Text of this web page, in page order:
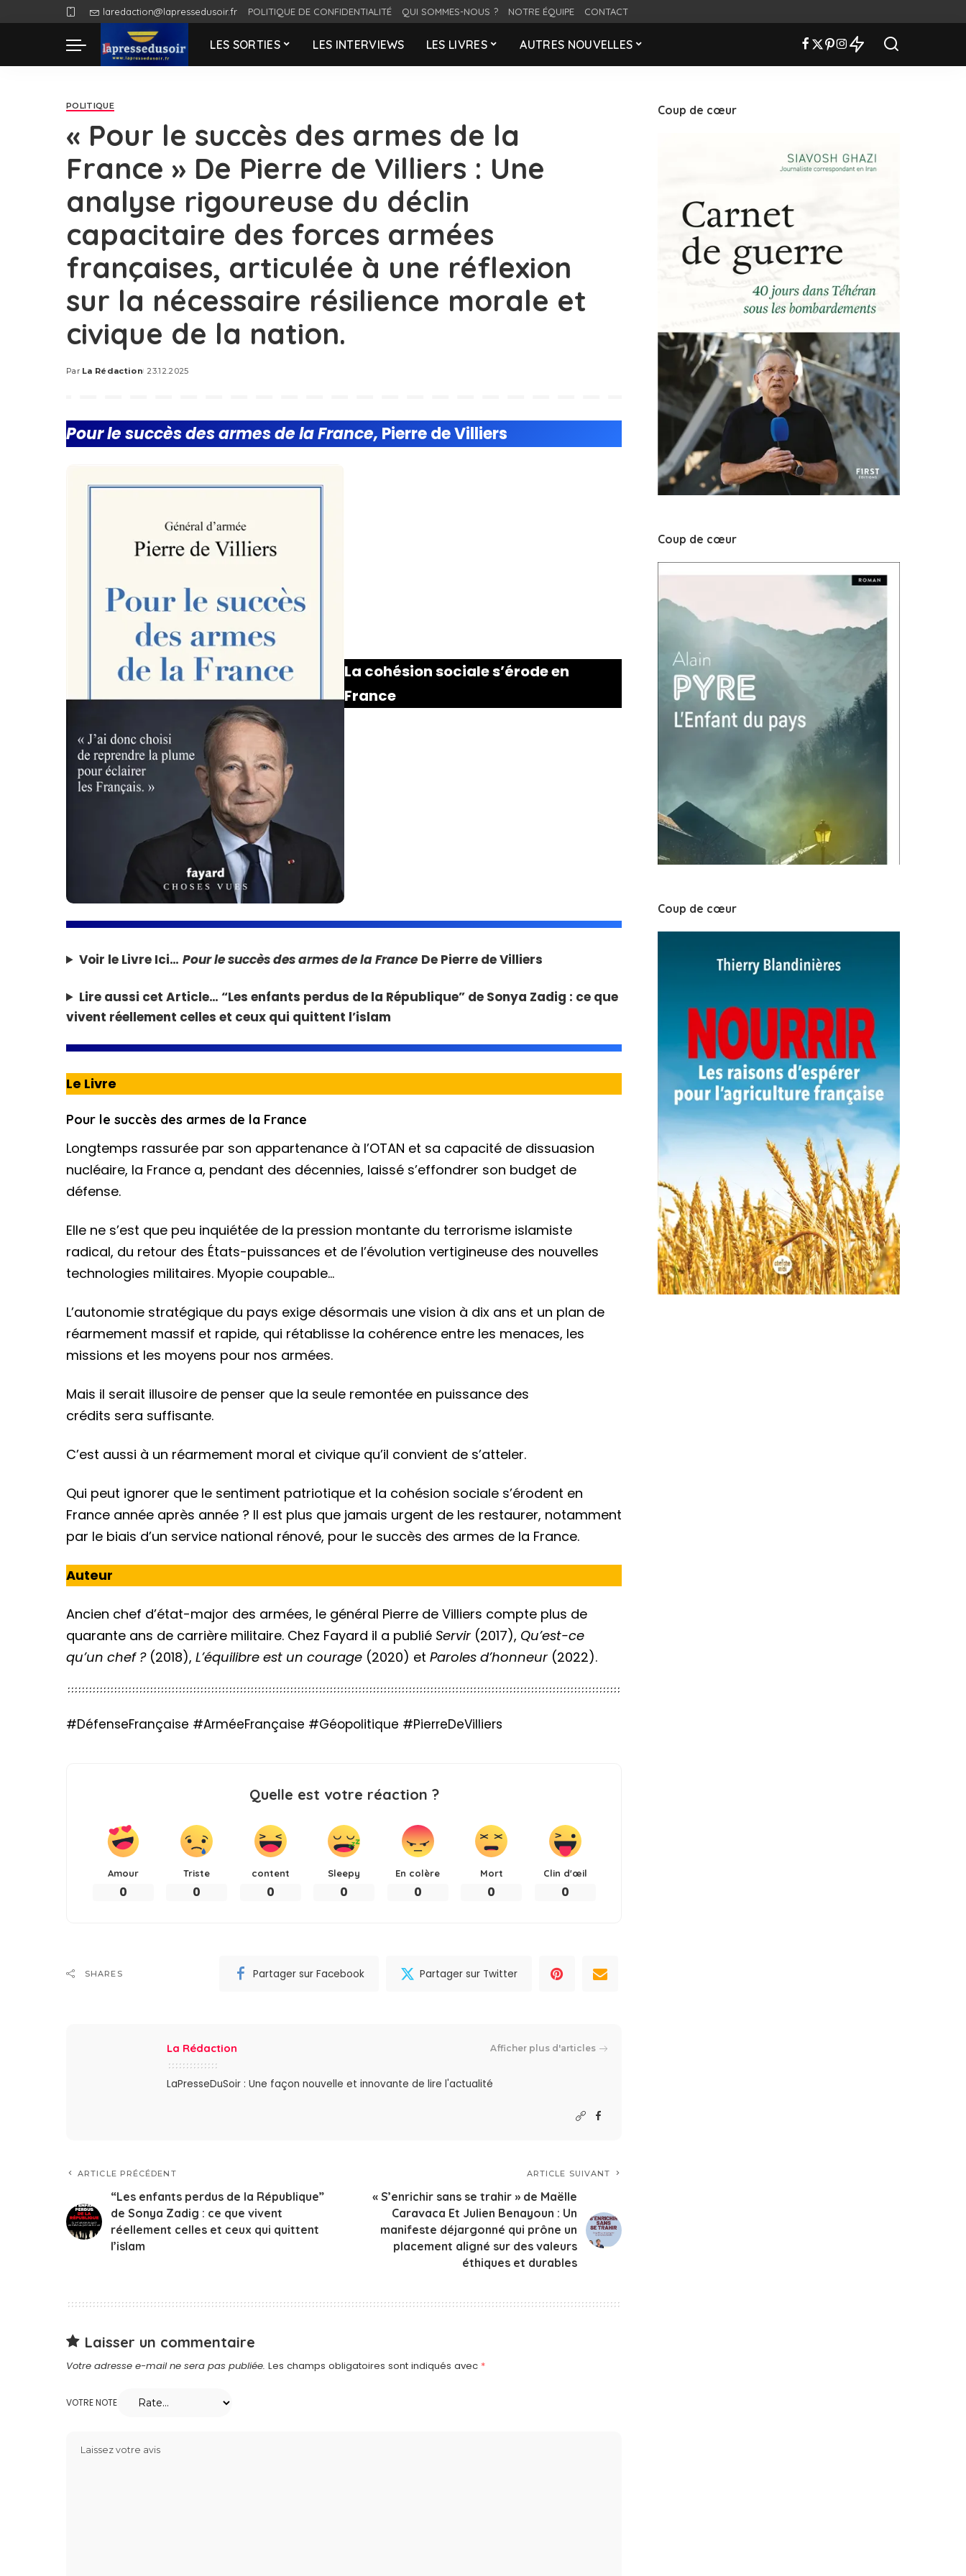
laredaction@lapressedusoir.fr POLITIQUE DE CONFIDENTIALITÉ QUI SOMMES-NOUS ? NOTRE ÉQUIPE CONTACT
LES SORTIES LES INTERVIEWS LES LIVRES AUTRES NOUVELLES
POLITIQUE
« Pour le succès des armes de la
France » De Pierre de Villiers : Une
analyse rigoureuse du déclin
capacitaire des forces armées
françaises, articulée à une réflexion
sur la nécessaire résilience morale et
civique de la nation.
Posted
Par La Rédaction 23.12.2025
Pour le succès des armes de la France, Pierre de Villiers
La cohésion sociale s’érode en
France
Voir le Livre Ici… Pour le succès des armes de la France De Pierre de Villiers
Lire aussi cet Article…“Les enfants perdus de la République” de Sonya Zadig : ce que
vivent réellement celles et ceux qui quittent l’islam
Le Livre
Pour le succès des armes de la France
Longtemps rassurée par son appartenance à l’OTAN et sa capacité de dissuasion
nucléaire, la France a, pendant des décennies, laissé s’effondrer son budget de
défense.
Elle ne s’est que peu inquiétée de la pression montante du terrorisme islamiste
radical, du retour des États-puissances et de l’évolution vertigineuse des nouvelles
technologies militaires. Myopie coupable…
L’autonomie stratégique du pays exige désormais une vision à dix ans et un plan de
réarmement massif et rapide, qui rétablisse la cohérence entre les menaces, les
missions et les moyens pour nos armées.
Mais il serait illusoire de penser que la seule remontée en puissance des
crédits sera suffisante.
C’est aussi à un réarmement moral et civique qu’il convient de s’atteler.
Qui peut ignorer que le sentiment patriotique et la cohésion sociale s’érodent en
France année après année ? Il est plus que jamais urgent de les restaurer, notamment
par le biais d’un service national rénové, pour le succès des armes de la France.
Auteur
Ancien chef d’état-major des armées, le général Pierre de Villiers compte plus de
quarante ans de carrière militaire. Chez Fayard il a publié Servir (2017), Qu’est-ce
qu’un chef ?(2018), L’équilibre est un courage (2020) et Paroles d’honneur (2022).
#DéfenseFrançaise #ArméeFrançaise #Géopolitique #PierreDeVilliers
Quelle est votre réaction ?
Amour
0
Triste
0
content
0
Sleepy
0
En colère
0
Mort
0
Clin d'œil
0
SHARES Partager sur Facebook Partager sur Twitter
La Rédaction Afficher plus d'articles
LaPresseDuSoir : Une façon nouvelle et innovante de lire l'actualité
ARTICLE PRÉCÉDENT
“Les enfants perdus de la République”
de Sonya Zadig : ce que vivent
réellement celles et ceux qui quittent
l’islam
ARTICLE SUIVANT
« S’enrichir sans se trahir » de Maëlle
Caravaca Et Julien Benayoun : Un
manifeste déjargonné qui prône un
placement aligné sur des valeurs
éthiques et durables
Laisser un commentaire
Votre adresse e-mail ne sera pas publiée. Les champs obligatoires sont indiqués avec *
VOTRE NOTE
Coup de cœur
Coup de cœur
Coup de cœur